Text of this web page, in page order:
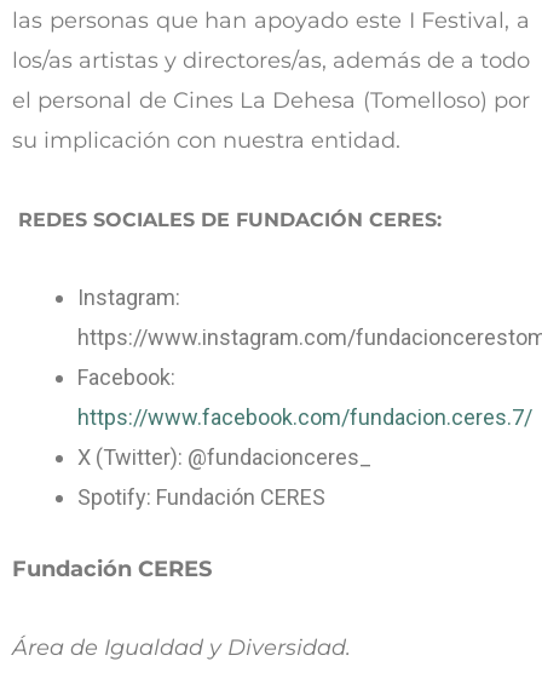
las personas que han apoyado este I Festival, a
los/as artistas y directores/as, además de a todo
el personal de Cines La Dehesa (Tomelloso) por
su implicación con nuestra entidad.
REDES SOCIALES DE FUNDACIÓN CERES:
Instagram:
https://www.instagram.com/
Facebook:
https://www.facebook.com/fundacion.ceres.7/
X (Twitter): @fundacionceres_
Spotify: Fundación CERES
Fundación CERES
Área de Igualdad y Diversidad.